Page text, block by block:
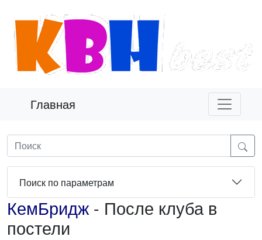
Главная
Поиск по параметрам
КемБридж - После клуба в
постели